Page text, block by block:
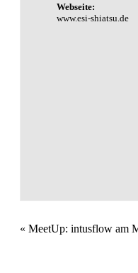
Webseite:
www.esi-shiatsu.de
Veranstaltung
« MeetUp: intusflow am